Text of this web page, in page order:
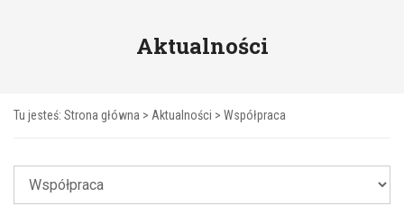
Aktualności
Tu jesteś: Strona główna > Aktualności > Współpraca